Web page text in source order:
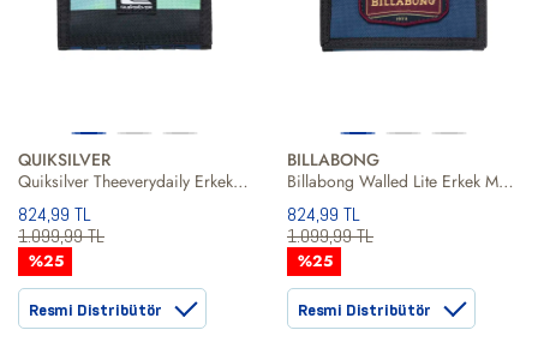
QUIKSILVER
Quiksilver Theeverydaily Erkek Mavi Cüzdan
824,99 TL
1.099,99 TL
%25
Resmi Distribütör
BILLABONG
Billabong Walled Lite Erkek Mavi Cüzdan
824,99 TL
1.099,99 TL
%25
Resmi Distribütör